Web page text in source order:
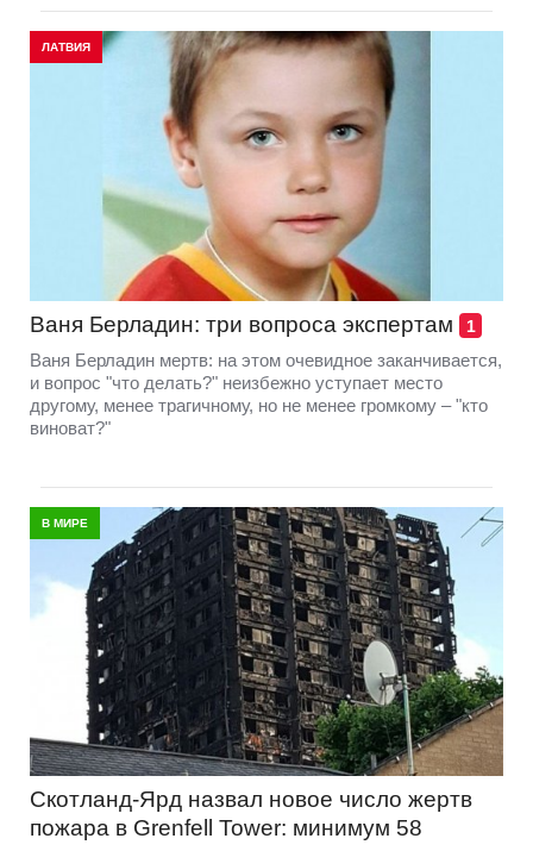
ЛАТВИЯ
Ваня Берладин: три вопроса экспертам 1
Ваня Берладин мертв: на этом очевидное заканчивается,
и вопрос "что делать?" неизбежно уступает место
другому, менее трагичному, но не менее громкому – "кто
виноват?"
В МИРЕ
Скотланд-Ярд назвал новое число жертв
пожара в Grenfell Tower: минимум 58